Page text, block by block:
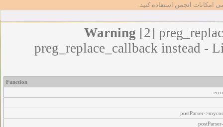
امکانات انجمن استفاده کنید.
Warning [2]
preg_replace_callback instead -
Function
postParser-